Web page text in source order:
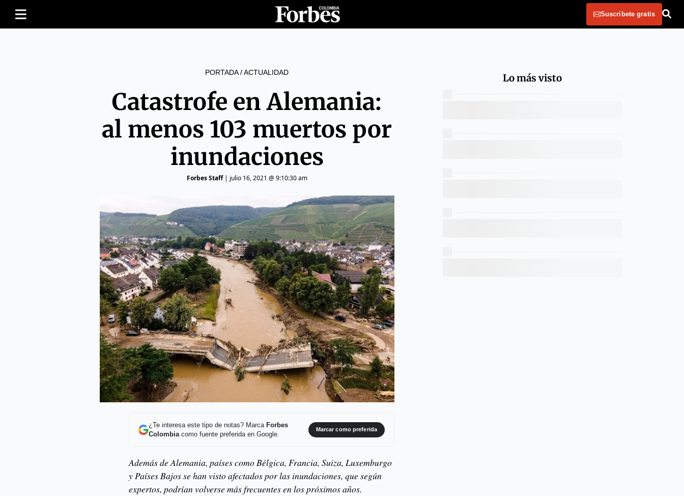
Suscribete gratis
PORTADA/ACTUALIDAD
Catastrofe en Alemania:
al menos 103 muertos por
inundaciones
Forbes Staff| julio 16, 2021 @ 9:10:30 am
¿Te interesa este tipo de notas? Marca Forbes
Colombiacomo fuente preferida en Google.
Marcar como preferida
Además de Alemania, países como Bélgica, Francia, Suiza, Luxemburgo
y Países Bajos se han visto afectados por las inundaciones, que según
expertos, podrían volverse más frecuentes en los próximos años.
Lo más visto